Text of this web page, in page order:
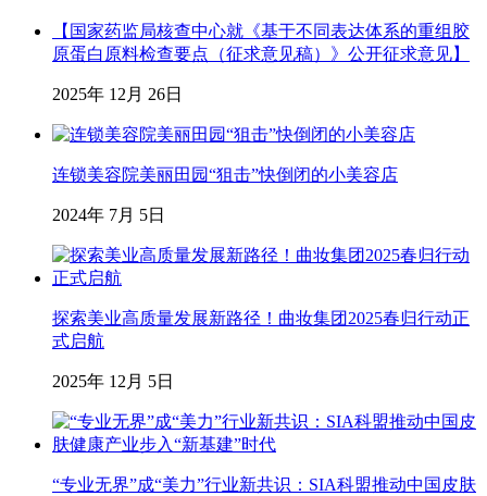
【国家药监局核查中心就《基于不同表达体系的重组胶
原蛋白原料检查要点（征求意见稿）》公开征求意见】
2025年 12月 26日
连锁美容院美丽田园“狙击”快倒闭的小美容店
2024年 7月 5日
探索美业高质量发展新路径！曲妆集团2025春归行动正
式启航
2025年 12月 5日
“专业无界”成“美力”行业新共识：SIA科盟推动中国皮肤